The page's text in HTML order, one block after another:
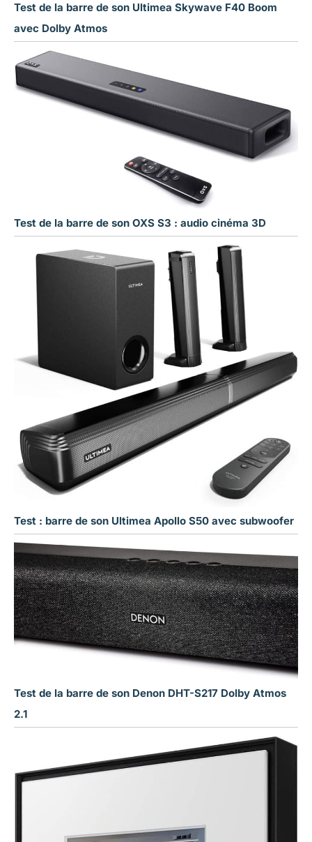
Test de la barre de son Ultimea Skywave F40 Boom
avec Dolby Atmos
Test de la barre de son OXS S3 : audio cinéma 3D
Test : barre de son Ultimea Apollo S50 avec subwoofer
Test de la barre de son Denon DHT-S217 Dolby Atmos
2.1